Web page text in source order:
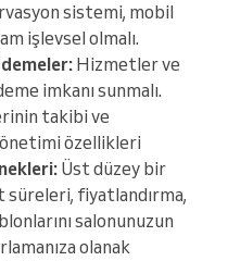
sistemi, mobil
işlevsel olmalı.
Hizmetler ve
imkanı sunmalı.
takibi ve
özellikleri
Üst düzey bir
fiyatlandırma,
salonunuzun
olanak